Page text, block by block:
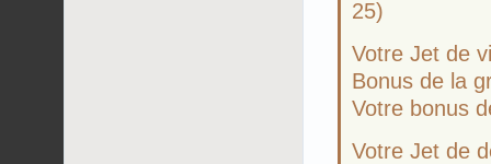
25)
Votre Jet de
Bonus de la
Votre bonus
Votre Jet de